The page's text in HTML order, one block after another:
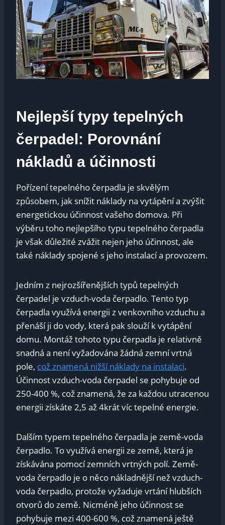
Nejlepší typy tepelných
čerpadel: Porovnání
nákladů a účinnosti
Pořízení tepelného čerpadla je skvělým
způsobem, jak snížit náklady na vytápění a zvýšit
energetickou účinnost vašeho domova. Při
výběru toho nejlepšího typu tepelného čerpadla
je však důležité zvážit nejen jeho účinnost, ale
také náklady spojené s jeho instalací a provozem.
Jedním z nejrozšířenějších typů tepelných
čerpadel je vzduch-voda čerpadlo. Tento typ
čerpadla využívá energii z venkovního vzduchu a
přenáší ji do vody, která pak slouží k vytápění
domu. Montáž tohoto typu čerpadla je relativně
snadná a není vyžadována žádná zemní vrtná
pole, což znamená nižší náklady na instalaci.
Účinnost vzduch-voda čerpadel se pohybuje od
250-400 %, což znamená, že za každou utracenou
energii získáte 2,5 až 4krát víc tepelné energie.
Dalším typem tepelného čerpadla je země-voda
čerpadlo. To využívá energii ze země, která je
získávána pomocí zemních vrtných polí. Země-
voda čerpadlo je o něco nákladnější než vzduch-
voda čerpadlo, protože vyžaduje vrtání hlubších
otvorů do země. Nicméně jeho účinnost se
pohybuje mezi 400-600 %, což znamená ještě